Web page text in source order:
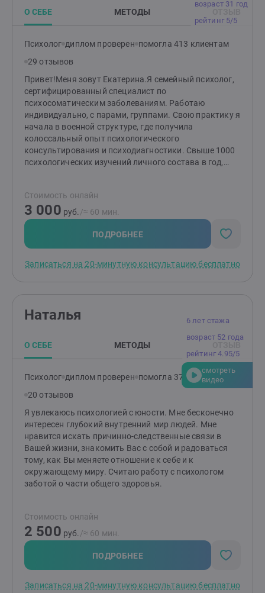
доверительное пространство для разговора и работы
с моими клиентами.Моя цель - помочь людям
благополучие.Я сопровождаю клиентов на их пути
трудностей.
возраст 31 год
рейтинг 5/5
О СЕБЕ МЕТОДЫ
Психолог диплом проверен помогла 413 клиентам
29 отзывов
Привет!Меня зовут Екатерина.Я семейный психолог,
сертифицированный специалист по
психосоматическим заболеваниям. Работаю
индивидуально, с парами, группами. Свою практику я
начала в военной структуре, где получила
колоссальный опыт психологического
консультирования и психодиагностики. Свыше 1000
психологических изучений личного состава в год,
сплочение коллектива и командообразование,
динамическая работа с лицами, испытывающими
трудности в адаптации, и много всего другого.
Однозначно, было интересно!В частной практике я
интегрирую весь полученный опыт и навыки.
тревогу, апатию, усталость, которые хотят изменит
говорить о своих тревогах и переживаниях.Я помогу
выстроить здоровые гармоничные отношения с
окружающими, гармонизировать семейные
отношения, найти ресурсы. В терапии со мной Вы
снова почувствуете вкус жизни, радость отношений,
обретете стабильность и уверенность.Клиенты
отмечают мою отзывчивость, бережность в работе,
эмпатичность. Соблюдаю нормы этического кодекса,
регулярно работаю с супервизором и повышаю свои
профессиональные знания. На сессиях можно
выражаться матерными словами, проявлять все
свои эмоции, говорить открыто и откровенно.
Стоимость онлайн
3 000 руб. /≈ 60 мин.
ПОДРОБНЕЕ
Записаться на 20-минутную консультацию бесплатно
6 лет стажа
возраст 52 года
рейтинг 4.95/5
смотреть
видео
Наталья
О СЕБЕ МЕТОДЫ
Психолог диплом проверен помогла 374 клиентам
20 отзывов
Я увлекаюсь психологией с юности. Мне бесконечно
интересен глубокий внутренний мир людей. Мне
нравится искать причинно-следственные связи в
Вашей жизни, знакомить Вас с собой и радоваться
тому, как Вы меняете отношение к себе и к
окружающему миру. Считаю работу с психологом
заботой о части общего здоровья.
Стоимость онлайн
2 500 руб. /≈ 60 мин.
ПОДРОБНЕЕ
Записаться на 20-минутную консультацию бесплатно